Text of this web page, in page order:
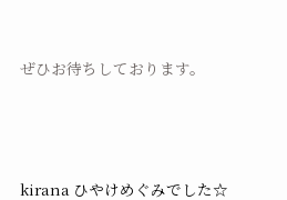
ぜひお待ちしております。
kirana ひやけめぐみでした☆